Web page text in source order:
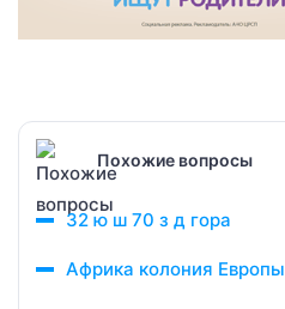
Похожие вопросы
32 ю ш 70 з д гора
Африка колония Европы